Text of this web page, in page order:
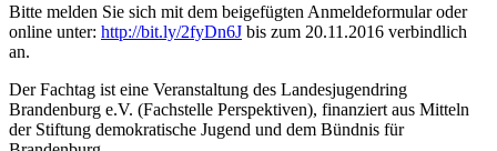
Bitte melden Sie sich mit dem beigefügten Anmeldeformular oder
online unter: http://bit.ly/2fyDn6J bis zum 20.11.2016 verbindlich
an.
Der Fachtag ist eine Veranstaltung des Landesjugendring
Brandenburg e.V. (Fachstelle Perspektiven), finanziert aus Mitteln
der Stiftung demokratische Jugend und dem Bündnis für